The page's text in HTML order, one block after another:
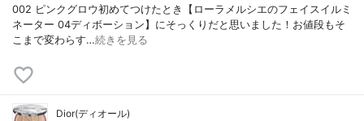
002 ピンクグロウ初めてつけたとき【ローラメルシエのフェイスイルミ
ネーター 04ディボーション】にそっくりだと思いました！お値段もそ
こまで変わらす…続きを見る
Dior(ディオール)